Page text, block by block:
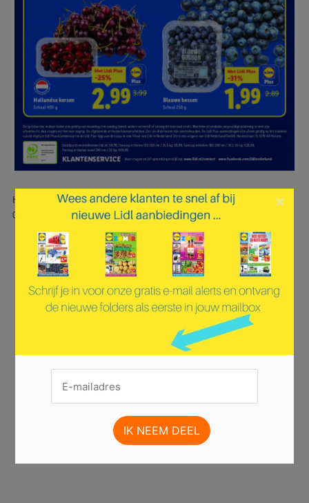
Hier is pagina 36 van 36 pagina's van de Lidl folder, geldig van
07.07.2025 tot 13.07.2025.
×